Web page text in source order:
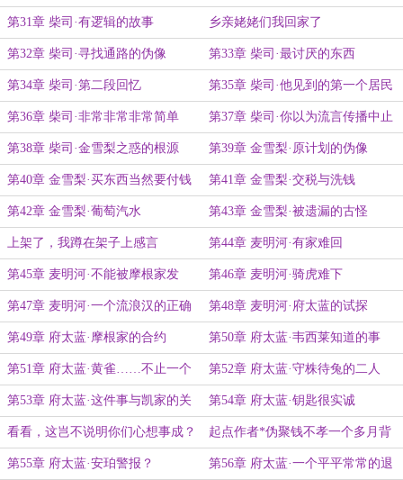
第31章 柴司·有逻辑的故事 乡亲姥姥们我回家了
第32章 柴司·寻找通路的伪像 第33章 柴司·最讨厌的东西
第34章 柴司·第二段回忆 第35章 柴司·他见到的第一个居民
第36章 柴司·非常非常非常简单 第37章 柴司·你以为流言传播中止
了吗
第38章 柴司·金雪梨之惑的根源 第39章 金雪梨·原计划的伪像
第40章 金雪梨·买东西当然要付钱
啊
第41章 金雪梨·交税与洗钱
第42章 金雪梨·葡萄汽水 第43章 金雪梨·被遗漏的古怪
上架了，我蹲在架子上感言 第44章 麦明河·有家难回
第45章 麦明河·不能被摩根家发
现……
第46章 麦明河·骑虎难下
第47章 麦明河·一个流浪汉的正确
反应
第48章 麦明河·府太蓝的试探
第49章 府太蓝·摩根家的合约 第50章 府太蓝·韦西莱知道的事
第51章 府太蓝·黄雀……不止一个 第52章 府太蓝·守株待兔的二人
第53章 府太蓝·这件事与凯家的关
系
第54章 府太蓝·钥匙很实诚
看看，这岂不说明你们心想事成？ 起点作者*伪聚钱不孝一个多月背
后的密辛
第55章 府太蓝·安珀警报？ 第56章 府太蓝·一个平平常常的退